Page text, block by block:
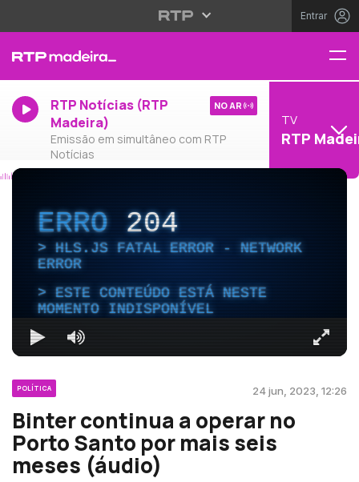
Entrar
RTP Notícias (RTP
Madeira)
Emissão em simultâneo com RTP
Notícias
NO AR
TV
RTP
ERRO204
HLS.JS FATAL ERROR - NETWORK
ERROR
ESTE CONTEÚDO ESTÁ NESTE
MOMENTO INDISPONÍVEL
POLÍTICA 24 jun, 2023, 12:26
Binter continua a operar no
Porto Santo por mais seis
meses (áudio)